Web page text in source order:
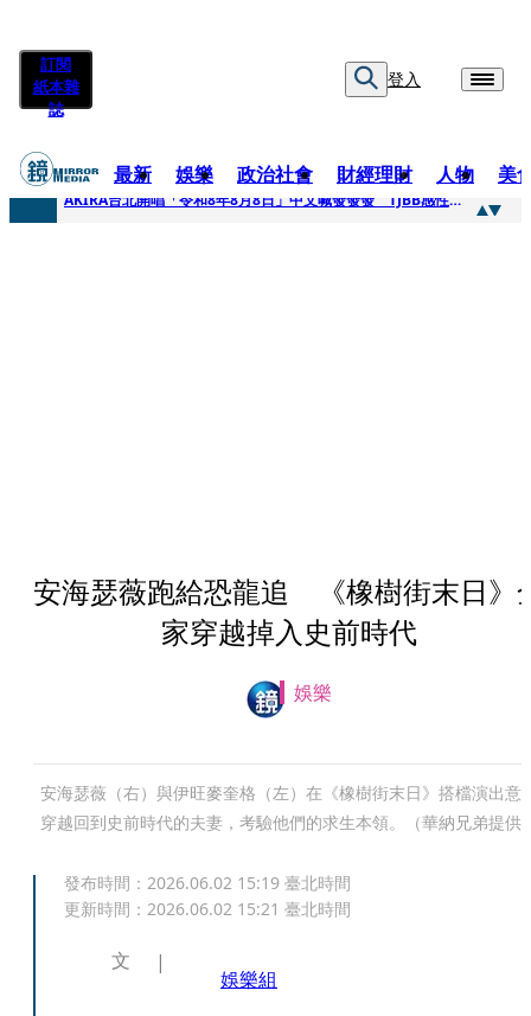
訂閱
紙本雜
誌
登入
最新 娛樂 政治社會 財經理財 人物 美
快訊
AKIRA台北開唱「令和8年8月8日」中文喊發發發 TJBB感性喊「謝謝AKIRA桑」
安海瑟薇跑給恐龍追 《橡樹街末日》
家穿越掉入史前時代
娛樂
安海瑟薇（右）與伊旺麥奎格（左）在《橡樹街末日》搭檔演出意
穿越回到史前時代的夫妻，考驗他們的求生本領。（華納兄弟提供
發布時間： 2026.06.02 15:19 臺北時間
更新時間： 2026.06.02 15:21 臺北時間
文
娛樂組